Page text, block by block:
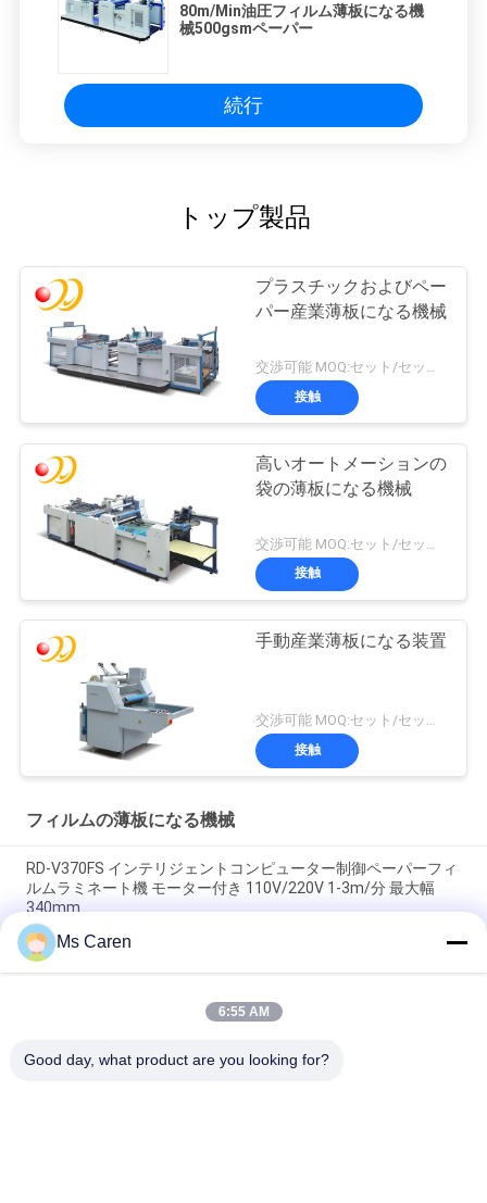
80m/Min油圧フィルム薄板になる機
械500gsmペーパー
続行
トップ製品
プラスチックおよびペー
パー産業薄板になる機械
接触
高いオートメーションの
袋の薄板になる機械
接触
手動産業薄板になる装置
交渉可能 MOQ:セット/セット1
接触
フィルムの薄板になる機械
RD-V370FS インテリジェントコンピューター制御ペーパーフィ
ルムラミネート機 モーター付き 110V/220V 1-3m/分 最大幅
340mm
PRY-390D 520D 650D オートカット 熱巻紙フィルムラミネータ
ー
PRY-ER ロール・トゥ・ロール 全自動垂直フィルムラミネート
Ms Caren
6:55 AM
Good day, what product are you looking for?